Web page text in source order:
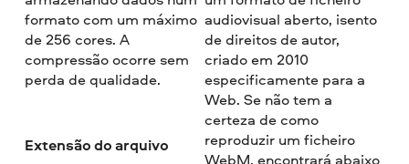
formato com um máximo
de 256 cores. A
compressão ocorre sem
perda de qualidade.
Extensão do arquivo
audiovisual aberto, isento
de direitos de autor,
criado em 2010
especificamente para a
Web. Se não tem a
certeza de como
reproduzir um ficheiro
WebM, encontrará abaixo